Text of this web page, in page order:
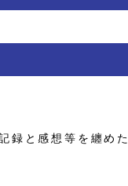
録と感想等を纏め